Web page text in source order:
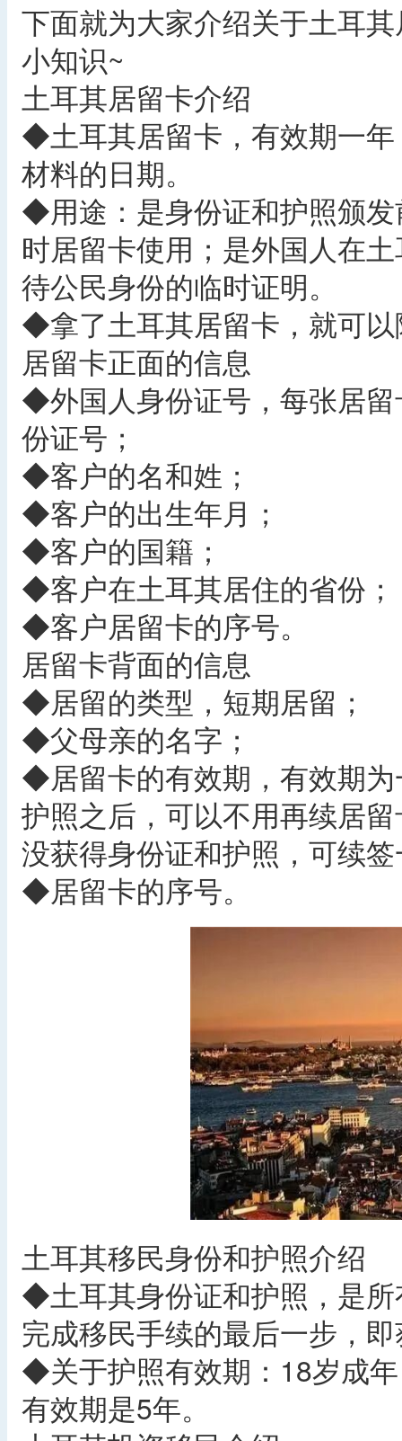
下面就为大家介绍关于土耳
小知识~
土耳其居留卡介绍
◆土耳其居留卡，有效期一
材料的日期。
◆用途：是身份证和护照颁
时居留卡使用；是外国人在
待公民身份的临时证明。
◆拿了土耳其居留卡，就可
居留卡正面的信息
◆外国人身份证号，每张居
份证号；
◆客户的名和姓；
◆客户的出生年月；
◆客户的国籍；
◆客户在土耳其居住的省份；
◆客户居留卡的序号。
居留卡背面的信息
◆居留的类型，短期居留；
◆父母亲的名字；
◆居留卡的有效期，有效期
护照之后，可以不用再续居
没获得身份证和护照，可续
◆居留卡的序号。
土耳其移民身份和护照介绍
◆土耳其身份证和护照，是
完成移民手续的最后一步，
◆关于护照有效期：18岁成
有效期是5年。